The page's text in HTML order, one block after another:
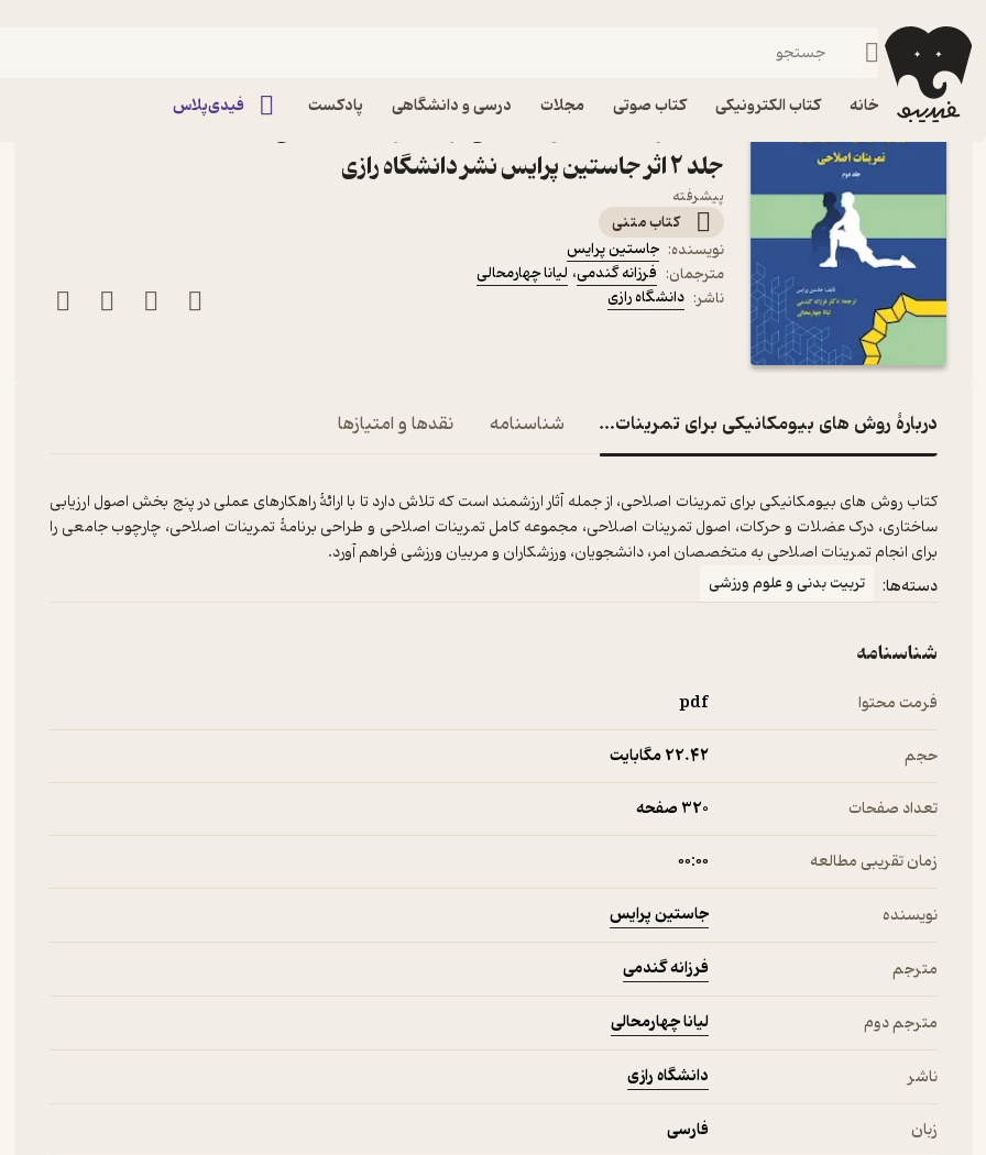
خانه کتاب الکترونیکی کتاب صوتی مجلات درسی و دانشگاهی پادکست فیدی‌پلاس
فیدیبو کتاب درسی، کتاب کمک درسی
جلد 2 اثر جاستین پرایس نشر دانشگاه رازی
پیشرفته
کتاب متنی
نویسنده: جاستین پرایس
مترجمان: فرزانه گندمی، لیانا چهارمحالی
ناشر: دانشگاه رازی
دربارۀ روش های بیومکانیکی برای تمرینات اصلاحی جلد 2
شناسنامه نقدها و امتیازها
کتاب روش‌ های بیومکانیکی برای تمرینات اصلاحی، از جمله آثار ارزشمند است که تلاش دارد تا با ارائۀ راهکارهای عملی در پنج بخش اصول ارزیابی
ساختاری، درک عضلات و حرکات، اصول تمرینات اصلاحی، مجموعه‌ کامل تمرینات اصلاحی و طراحی برنامۀ تمرینات اصلاحی، چارچوب جامعی را
برای انجام تمرینات اصلاحی به متخصصان امر، دانشجویان، ورزشکاران و مربیان ورزشی فراهم آورد.
دسته‌ها: تربیت بدنی و علوم ورزشی
شناسنامه
فرمت محتوا pdf
حجم 22.۴۲ مگابایت
تعداد صفحات 320 صفحه
زمان تقریبی مطالعه ۰۰:۰۰
نویسنده جاستین پرایس
مترجم فرزانه گندمی
مترجم دوم لیانا چهارمحالی
ناشر دانشگاه رازی
زبان فارسی